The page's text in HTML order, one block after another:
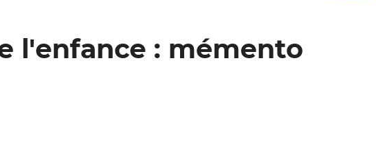
l'enfance : mémento